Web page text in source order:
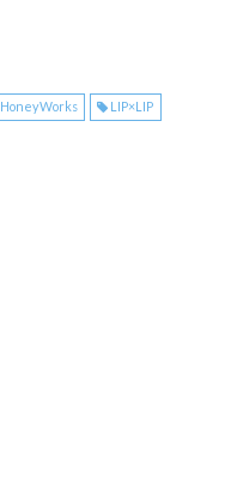
HoneyWorks LIP×LIP